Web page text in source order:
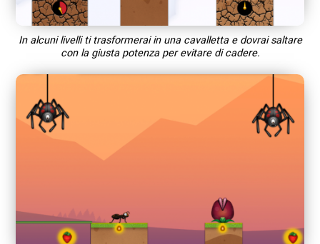
In alcuni livelli ti trasformerai in una cavalletta e dovrai saltare
con la giusta potenza per evitare di cadere.